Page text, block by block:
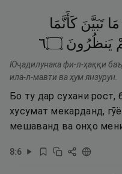
مَا تَبَيَّنَ كَأَنَّمَا
يَنظُرُونَ ۝٦
Юҷадилунака фи-л-ҳаққи
ила-л-мавти ва ҳум янзурун.
Бо ту дар сухани рост,
хусумат мекарданд,
мешаванд ва онҳо
8:6